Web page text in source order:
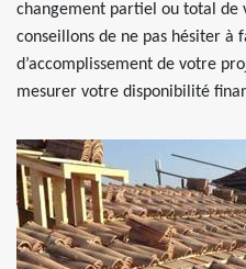
changement partiel ou total de
conseillons de ne pas hésiter à
d’accomplissement de votre
mesurer votre disponibilité